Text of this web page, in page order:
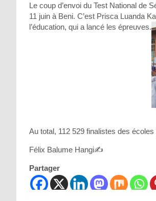
Le coup d’envoi du Test National de
11 juin à Beni. C’est Prisca Luanda
l’éducation, qui a lancé les épreuves.
Au total, 112 529 finalistes des
Félix Balume Hangi✍️
Partager